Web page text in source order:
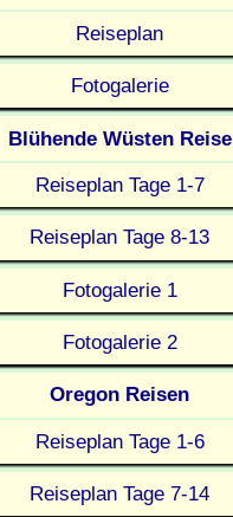
Reiseplan
Fotogalerie
Blühende Wüsten Reise
Reiseplan Tage 1-7
Reiseplan Tage 8-13
Fotogalerie 1
Fotogalerie 2
Oregon Reisen
Reiseplan Tage 1-6
Reiseplan Tage 7-14